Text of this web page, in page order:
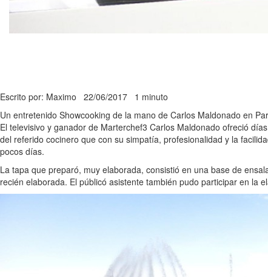
Escrito por: Maximo 22/06/2017 1 minuto
Un entretenido Showcooking de la mano de Carlos Maldonado en
El televisivo y ganador de Marterchef3 Carlos Maldonado ofreció
del referido cocinero que con su simpatía, profesionalidad y la
pocos días.
La tapa que preparó, muy elaborada, consistió en una base de
recién elaborada. El públicó asistente también pudo participar en la